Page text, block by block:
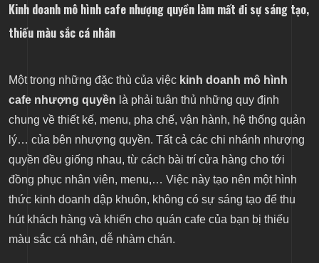
Kinh doanh mô hình cafe nhượng quyền làm mất đi sự sáng tạo,
thiếu màu sắc cá nhân
Một trong những đặc thù của việc kinh doanh mô hình
cafe nhượng quyền là phải tuân thủ những quy định
chung về thiết kế, menu, pha chế, vận hành, hệ thống quản
lý… của bên nhượng quyền. Tất cả các chi nhánh nhượng
quyền đều giống nhau, từ cách bài trí cửa hàng cho tới
đồng phục nhân viên, menu,… Việc này tạo nên một hình
thức kinh doanh dập khuôn, không có sự sáng tạo để thu
hút khách hàng và khiến cho quán cafe của bạn bị thiếu
màu sắc cá nhân, dễ nhàm chán.